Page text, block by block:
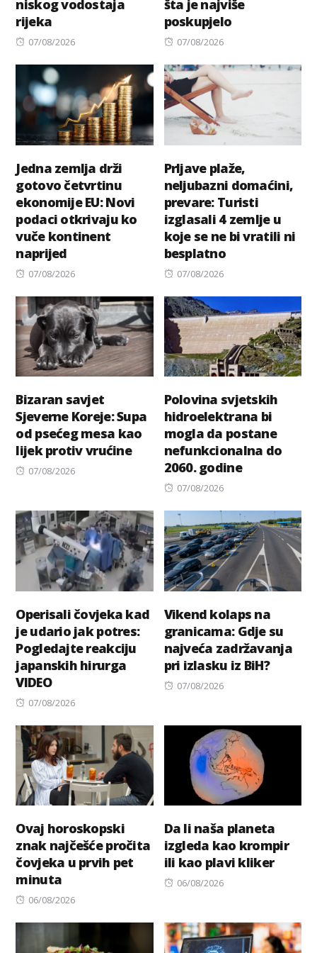
niskog vodostaja
rijeka
Posted
07/08/2026
šta je najviše
poskupjelo
Posted
07/08/2026
Jedna zemlja drži
gotovo četvrtinu
ekonomije EU: Novi
podaci otkrivaju ko
vuče kontinent
naprijed
Posted
07/08/2026
Prljave plaže,
neljubazni domaćini,
prevare: Turisti
izglasali 4 zemlje u
koje se ne bi vratili ni
besplatno
Posted
07/08/2026
Bizaran savjet
Sjeverne Koreje: Supa
od psećeg mesa kao
lijek protiv vrućine
Posted
07/08/2026
Polovina svjetskih
hidroelektrana bi
mogla da postane
nefunkcionalna do
2060. godine
Posted
07/08/2026
Operisali čovjeka kad
je udario jak potres:
Pogledajte reakciju
japanskih hirurga
VIDEO
Posted
07/08/2026
Vikend kolaps na
granicama: Gdje su
najveća zadržavanja
pri izlasku iz BiH?
Posted
07/08/2026
Ovaj horoskopski
znak najčešće pročita
čovjeka u prvih pet
minuta
Posted
06/08/2026
Da li naša planeta
izgleda kao krompir
ili kao plavi kliker
Posted
06/08/2026